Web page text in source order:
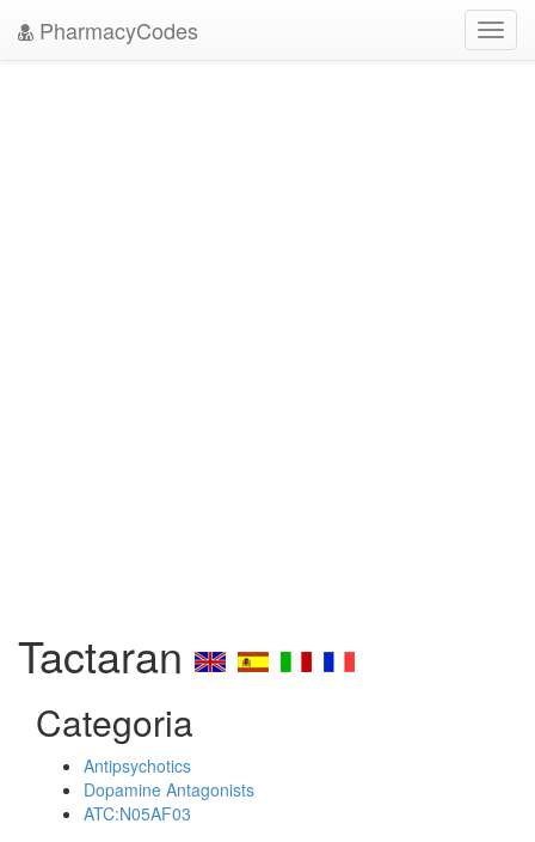
PharmacyCodes
Tactaran
Categoria
Antipsychotics
Dopamine Antagonists
ATC:N05AF03